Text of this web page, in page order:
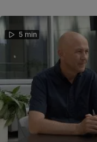
5 min